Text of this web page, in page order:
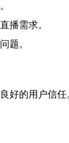
播需求。
题。
好的用户信